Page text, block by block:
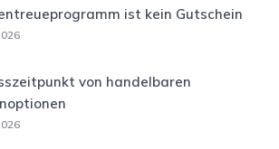
ist kein Gutschein
von handelbaren